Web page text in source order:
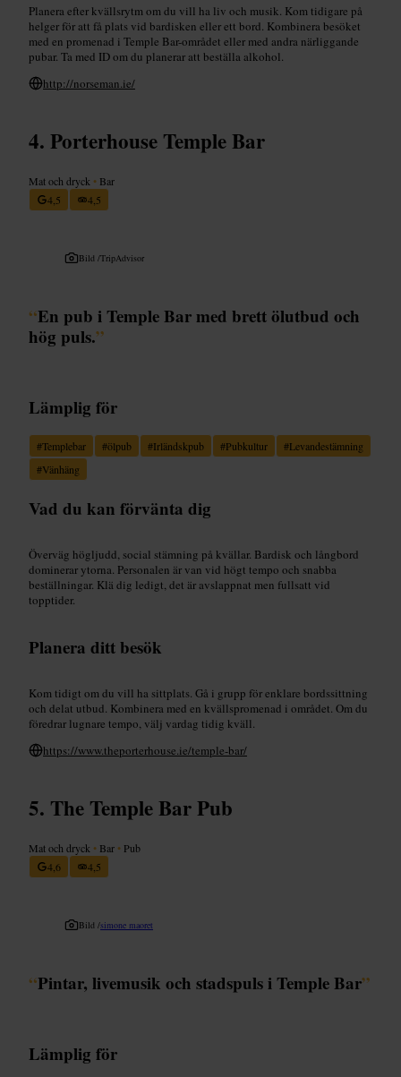
Planera efter kvällsrytm om du vill ha liv och musik. Kom tidigare på
helger för att få plats vid bardisken eller ett bord. Kombinera besöket
med en promenad i Temple Bar-området eller med andra närliggande
pubar. Ta med ID om du planerar att beställa alkohol.
http://norseman.ie/
Porterhouse Temple Bar
Mat och dryck • Bar
4,5
4,5
Bild /TripAdvisor
“En pub i Temple Bar med brett ölutbud och
hög puls.”
Lämplig för
#Templebar #ölpub #Irländskpub #Pubkultur #Levandestämning
#Vänhäng
Vad du kan förvänta dig
Överväg högljudd, social stämning på kvällar. Bardisk och långbord
dominerar ytorna. Personalen är van vid högt tempo och snabba
beställningar. Klä dig ledigt, det är avslappnat men fullsatt vid
topptider.
Planera ditt besök
Kom tidigt om du vill ha sittplats. Gå i grupp för enklare bordssittning
och delat utbud. Kombinera med en kvällspromenad i området. Om du
föredrar lugnare tempo, välj vardag tidig kväll.
https://www.theporterhouse.ie/temple-bar/
The Temple Bar Pub
Mat och dryck • Bar • Pub
4,6
4,5
Bild /simone maoret
“Pintar, livemusik och stadspuls i Temple Bar”
Lämplig för